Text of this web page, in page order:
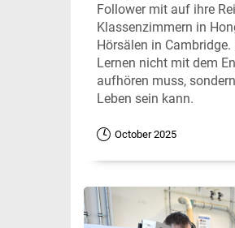
Follower mit auf ihre
Klassenzimmern in
Hörsälen in
Lernen nicht mit dem
aufhören muss,
Leben sein kann.
October 2025